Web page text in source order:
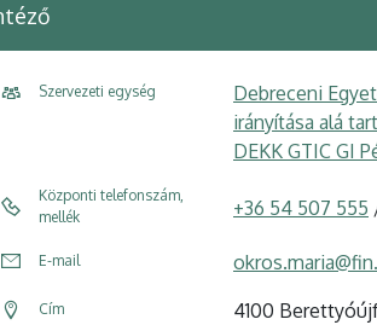
Szervezeti egység
Debreceni
irányítása alá
DEKK GTIC GI
Központi telefonszám,
mellék
+36 54 507 555
E-mail
Cím 4100